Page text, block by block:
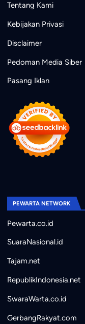
Tentang Kami
Kebijakan Privasi
Disclaimer
Pedoman Media Siber
Pasang Iklan
PEWARTA NETWORK
Pewarta.co.id
SuaraNasional.id
Tajam.net
RepublikIndonesia.net
SwaraWarta.co.id
GerbangRakyat.com